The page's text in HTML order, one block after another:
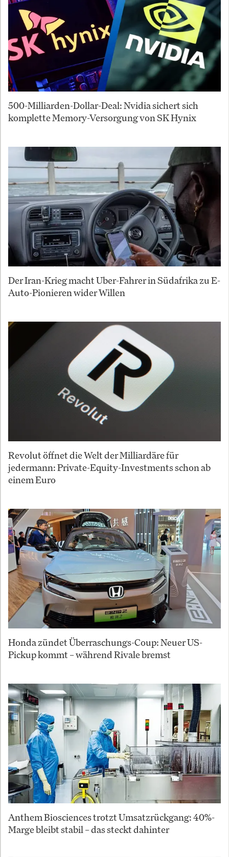
500-Milliarden-Dollar-Deal: Nvidia sichert sich
komplette Memory-Versorgung von SK Hynix
Der Iran-Krieg macht Uber-Fahrer in Südafrika zu E-
Auto-Pionieren wider Willen
Revolut öffnet die Welt der Milliardäre für
jedermann: Private-Equity-Investments schon ab
einem Euro
Honda zündet Überraschungs-Coup: Neuer US-
Pickup kommt – während Rivale bremst
Anthem Biosciences trotzt Umsatzrückgang: 40%-
Marge bleibt stabil – das steckt dahinter